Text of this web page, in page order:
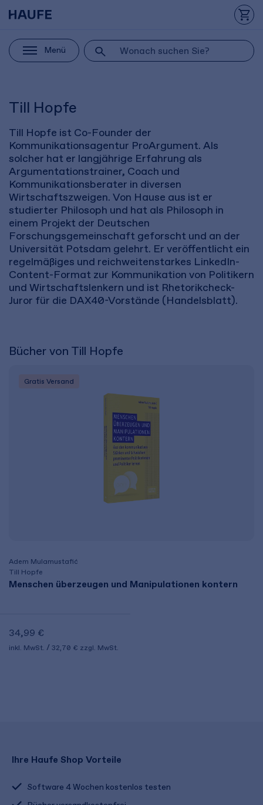
Menü
Till Hopfe
Till Hopfe ist Co-Founder der
Kommunikationsagentur ProArgument. Als
solcher hat er langjährige Erfahrung als
Argumentationstrainer, Coach und
Kommunikationsberater in diversen
Wirtschaftszweigen. Von Hause aus ist er
studierter Philosoph und hat als Philosoph in
einem Projekt der Deutschen
Forschungsgemeinschaft geforscht und an der
Universität Potsdam gelehrt. Er veröffentlicht ein
regelmäßiges und reichweitenstarkes LinkedIn-
Content-Format zur Kommunikation von Politikern
und Wirtschaftslenkern und ist Rhetorikcheck-
Juror für die DAX40-Vorstände (Handelsblatt).
Bücher von Till Hopfe
Gratis Versand
Adem Mulamustafić
Till Hopfe
Menschen überzeugen und Manipulationen kontern
34,99 €
inkl. MwSt. 32,70 € zzgl. MwSt.
Ihre Haufe Shop Vorteile
Software 4 Wochen kostenlos testen